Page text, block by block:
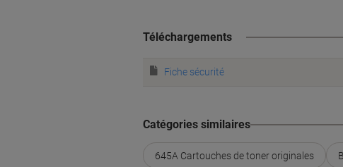
Téléchargements
Fiche sécurité
Catégories similaires
645A Cartouches de toner originales